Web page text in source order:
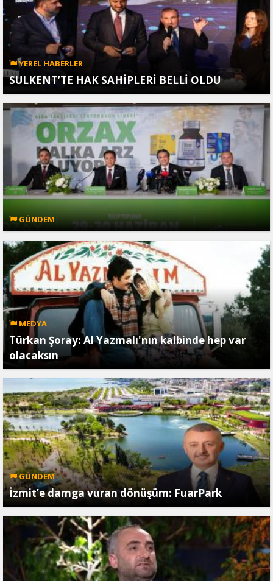
YEREL HABERLER
SULKENT’TE HAK SAHİPLERİ BELLİ OLDU
GÜNDEM
MEDYA
Türkan Şoray: Al Yazmalı'nın kalbinde hep var
olacaksın
GÜNDEM
İzmit’e damga vuran dönüşüm: FuarPark